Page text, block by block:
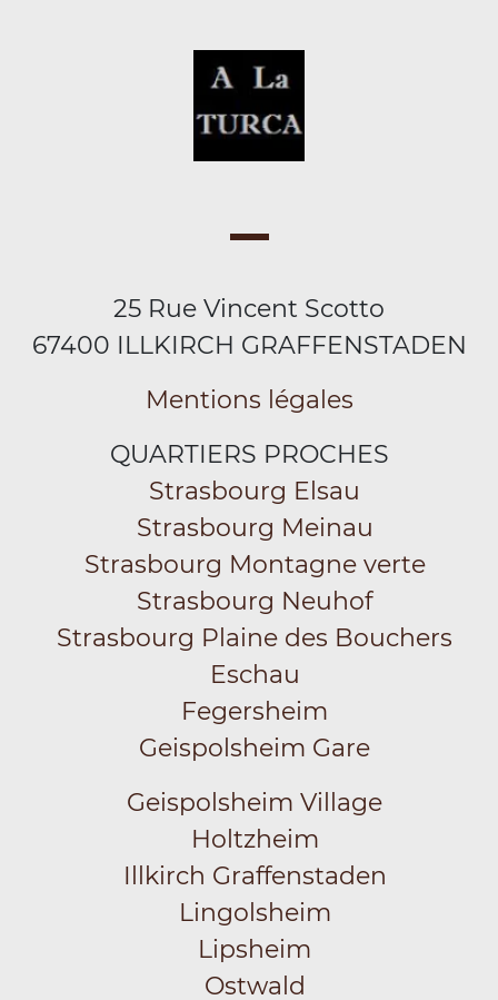
25 Rue Vincent Scotto
67400 ILLKIRCH GRAFFENSTADEN
Mentions légales
QUARTIERS PROCHES
Strasbourg Elsau
Strasbourg Meinau
Strasbourg Montagne verte
Strasbourg Neuhof
Strasbourg Plaine des Bouchers
Eschau
Fegersheim
Geispolsheim Gare
Geispolsheim Village
Holtzheim
Illkirch Graffenstaden
Lingolsheim
Lipsheim
Ostwald